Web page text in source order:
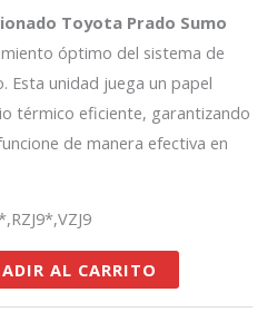
Toyota Prado Sumo
óptimo del sistema de
Esta unidad juega un papel
térmico eficiente, garantizando
de manera efectiva en
AL CARRITO